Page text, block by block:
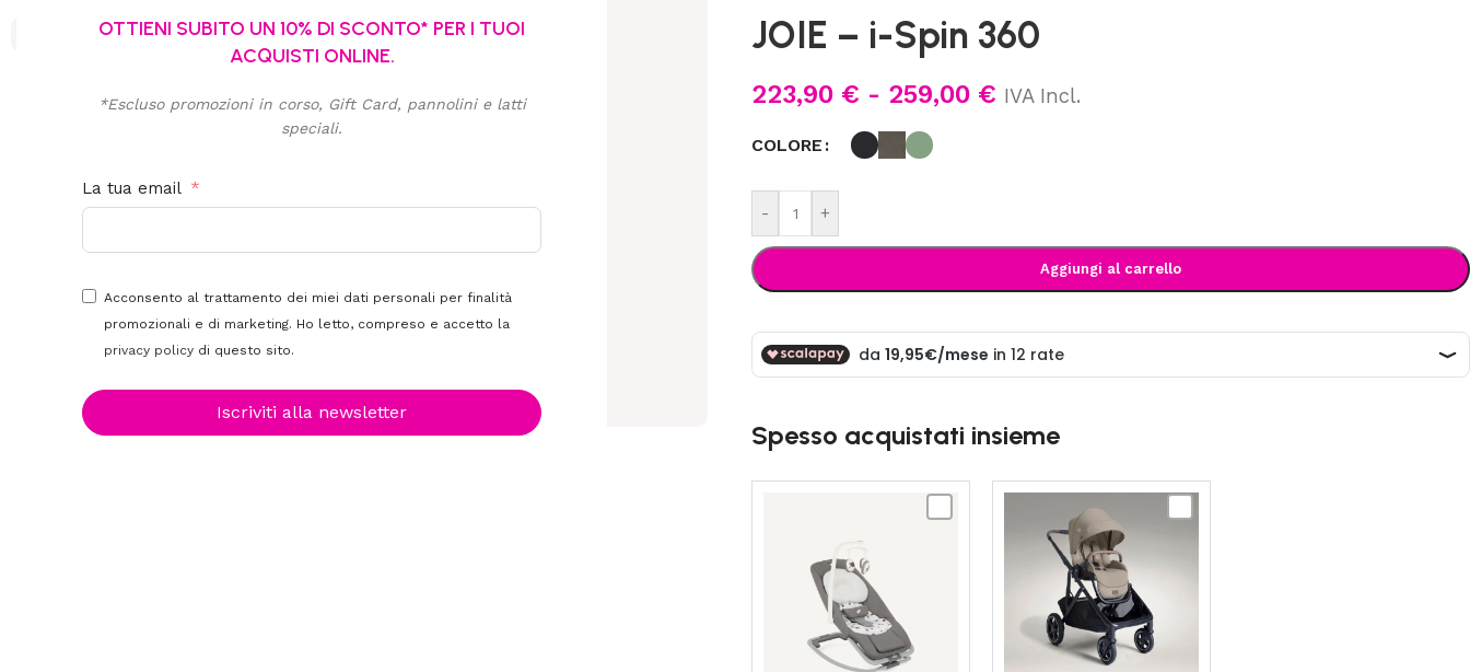
OTTIENI SUBITO UN 10% DI SCONTO* PER I TUOI
ACQUISTI ONLINE.
*Escluso promozioni in corso, Gift Card, pannolini e latti
speciali.
La tua email
Acconsento al trattamento dei miei dati personali per finalità
promozionali e di marketing. Ho letto, compreso e accetto la
privacy policy di questo sito.
Iscriviti alla newsletter
JOIE – i-Spin 360
223,90 € - 259,00 € IVA Incl.
COLORE
- +
Aggiungi al carrello
Spesso acquistati insieme